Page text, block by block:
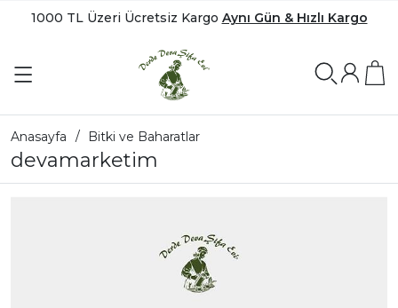
1000 TL Üzeri Ücretsiz Kargo Aynı Gün & Hızlı Kargo
Anasayfa Bitki ve Baharatlar
devamarketim